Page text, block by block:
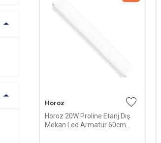
Horoz
Horoz 20W Proline Etanj Dış
Mekan Led Armatür 60cm